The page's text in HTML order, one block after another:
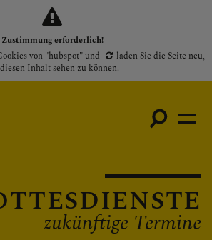
Zustimmung erforderlich!
von "hubspot"und laden Sie die Seite neu,
Inhalt sehen zu können.
zukünftige Termine